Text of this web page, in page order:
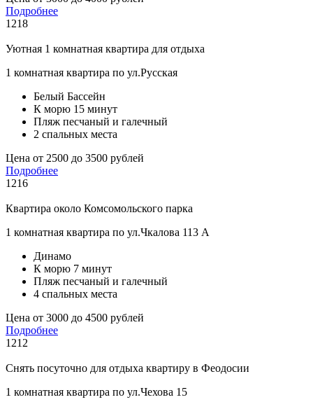
Подробнее
1218
Уютная 1 комнатная квартира для отдыха
1 комнатная квартира по ул.Русская
Белый Бассейн
К морю 15 минут
Пляж песчаный и галечный
2 спальных места
Цена от 2500 до 3500 рублей
Подробнее
1216
Квартира около Комсомольского парка
1 комнатная квартира по ул.Чкалова 113 А
Динамо
К морю 7 минут
Пляж песчаный и галечный
4 спальных места
Цена от 3000 до 4500 рублей
Подробнее
1212
Снять посуточно для отдыха квартиру в Феодосии
1 комнатная квартира по ул.Чехова 15